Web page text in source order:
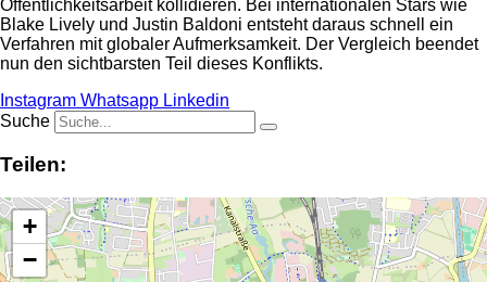
Öffentlichkeitsarbeit kollidieren. Bei internationalen Stars wie
Blake Lively und Justin Baldoni entsteht daraus schnell ein
Verfahren mit globaler Aufmerksamkeit. Der Vergleich beendet
nun den sichtbarsten Teil dieses Konflikts.
Instagram Whatsapp Linkedin
Suche
Teilen:
+
−